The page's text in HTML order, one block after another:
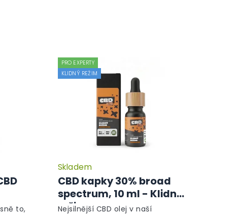
Průměrné
hodnocení
produktu
to,
PRO EXPERTY
KLIDNÝ REŽIM
CBD kapky 30% broad
spectrum, 10 ml - Klidný
režim
Skladem
Nejsilnější CBD olej v naší